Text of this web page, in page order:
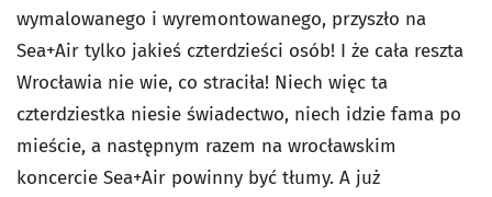
wymalowanego i wyremontowanego, przyszło na
Sea+Air tylko jakieś czterdzieści osób! I że cała reszta
Wrocławia nie wie, co straciła! Niech więc ta
czterdziestka niesie świadectwo, niech idzie fama po
mieście, a następnym razem na wrocławskim
koncercie Sea+Air powinny być tłumy. A już